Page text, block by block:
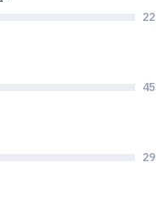
22
45
29